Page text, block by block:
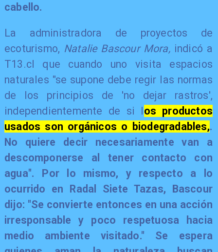
cabello.
La administradora de proyectos de
ecoturismo, Natalie Bascour Mora,indicó a
T13.cl que cuando uno visita espacios
naturales "se supone debe regir las normas
de los principios de 'no dejar rastros',
independientemente de si los productos
usados son orgánicos o biodegradables,.
No quiere decir necesariamente van a
descomponerse al tener contacto con
agua". Por lo mismo, y respecto a lo
ocurrido en Radal Siete Tazas, Bascour
dijo: "Se convierte entonces en una acción
irresponsable y poco respetuosa hacia
medio ambiente visitado." Se espera